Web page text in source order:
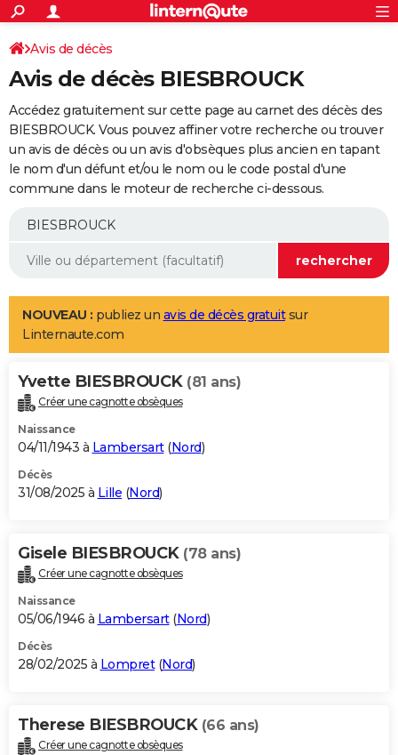
ACTUALITÉS
Politique
Société
Faits Divers
Education
Monde
Villes
+
SPORT
Coupe du monde 2026
Football
Tennis
Cyclisme
Rugby
Forum
Programme TV
TNT
Streaming
Cinéma
Sorties cinéma
Musique
+
FINANCE
Impôts
Immobilier
Risques naturels par ville
Banque
Assurance
Crédit
AUTO
Essais
Réserver un essai
Citadines
Berlines
SUV
Forum auto
+
Mobiles
Meilleur smartphone
Internet
Ordinateurs
Jeux vidéo
Guide high-tech
Aménagement intérieur
LIFESTYLE
Art de vivre
Bien-être
Loisirs
Mode
Modes de vie
Alimentation
Guide de la santé
Maladies
Médicaments
Sommeil
VOYAGE
Destinations
City break
Voyage nature
Voyage de noces
Forum
Climat
+PHOTO
GUIDES D'ACHAT
BONS PLANS
Carte de Noël
Carte Bonne année
Carte Saint-Valentin
Carte Pâques
Carte d'anniversaire
DICTIONNAIRE
Dictionnaire
Biographies
Citations
Expressions
Proverbes
PROGRAMME TV
S'inscrire
Se connecter
Lycées
Collèges
Primaires
Universités
Entreprises
Service militaire
Avis de recherche
AVIS DE DÉCÈS
Bricolage
Lifestyle
Culture
Sport
Auto
Television
Voyage
Cinema
Avis de décès
Avis de décès BIESBROUCK
Accédez gratuitement sur cette page au carnet des décès des
BIESBROUCK. Vous pouvez affiner votre recherche ou trouver
un avis de décès ou un avis d'obsèques plus ancien en tapant
le nom d'un défunt et/ou le nom ou le code postal d'une
commune dans le moteur de recherche ci-dessous.
NOUVEAU : publiez un avis de décès gratuitsur
Linternaute.com
Yvette BIESBROUCK (81 ans)
Créer une cagnotte obsèques
Naissance
04/11/1943 à Lambersart(Nord)
Décès
31/08/2025 à Lille (Nord)
Gisele BIESBROUCK (78 ans)
Créer une cagnotte obsèques
Naissance
05/06/1946 à Lambersart(Nord)
Décès
28/02/2025 à Lompret(Nord)
Therese BIESBROUCK (66 ans)
Créer une cagnotte obsèques